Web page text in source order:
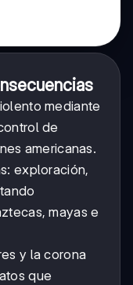
mediante
de
americanas.
exploración,
mayas e
y la corona
que